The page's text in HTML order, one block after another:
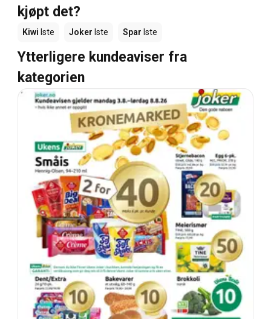
kjøpt det?
Kiwi Iste Joker Iste Spar Iste
Ytterligere kundeaviser fra
kategorien